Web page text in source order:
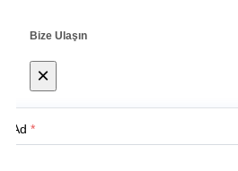
Bize Ulaşın
×
Ad *